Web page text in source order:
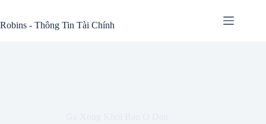
content
Robins - Thông Tin Tài Chính